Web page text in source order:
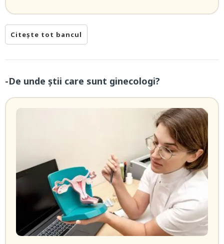
Citește tot bancul
-De unde știi care sunt ginecologi?